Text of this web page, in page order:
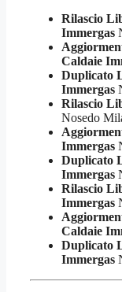
Rilascio
Immergas
Caldaie
Duplicato
Immergas
Rilascio
Nosedo
Immergas
Duplicato
Immergas
Rilascio
Immergas
Caldaie
Duplicato
Immergas